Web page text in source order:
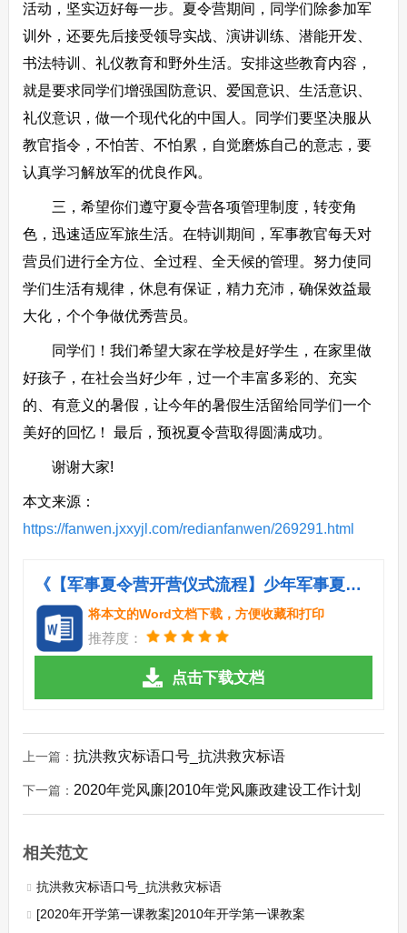
活动，坚实迈好每一步。夏令营期间，同学们除参加军
训外，还要先后接受领导实战、演讲训练、潜能开发、
书法特训、礼仪教育和野外生活。安排这些教育内容，
就是要求同学们增强国防意识、爱国意识、生活意识、
礼仪意识，做一个现代化的中国人。同学们要坚决服从
教官指令，不怕苦、不怕累，自觉磨炼自己的意志，要
认真学习解放军的优良作风。
三，希望你们遵守夏令营各项管理制度，转变角
色，迅速适应军旅生活。在特训期间，军事教官每天对
营员们进行全方位、全过程、全天候的管理。努力使同
学们生活有规律，休息有保证，精力充沛，确保效益最
大化，个个争做优秀营员。
同学们！我们希望大家在学校是好学生，在家里做
好孩子，在社会当好少年，过一个丰富多彩的、充实
的、有意义的暑假，让今年的暑假生活留给同学们一个
美好的回忆！ 最后，预祝夏令营取得圆满成功。
谢谢大家!
本文来源：
https://fanwen.jxxyjl.com/redianfanwen/269291.html
《【军事夏令营开营仪式流程】少年军事夏令营开营仪式讲话.doc》
将本文的Word文档下载，方便收藏和打印
推荐度：
点击下载文档
上一篇： 抗洪救灾标语口号_抗洪救灾标语
下一篇： 2020年党风廉|2010年党风廉政建设工作计划
相关范文
抗洪救灾标语口号_抗洪救灾标语
[2020年开学第一课教案]2010年开学第一课教案